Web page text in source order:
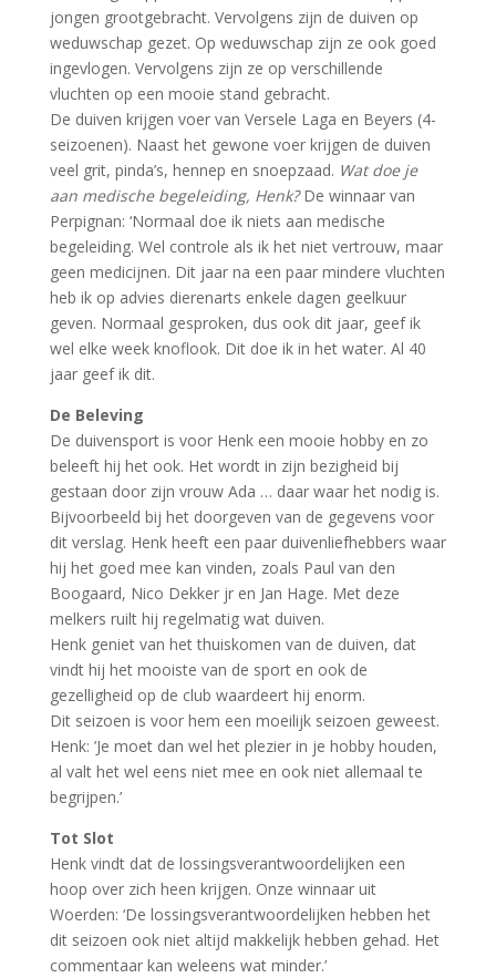
jongen grootgebracht. Vervolgens zijn de duiven op
weduwschap gezet. Op weduwschap zijn ze ook goed
ingevlogen. Vervolgens zijn ze op verschillende
vluchten op een mooie stand gebracht.
De duiven krijgen voer van Versele Laga en Beyers (4-
seizoenen). Naast het gewone voer krijgen de duiven
veel grit, pinda’s, hennep en snoepzaad. Wat doe je
aan medische begeleiding, Henk?De winnaar van
Perpignan: ‘Normaal doe ik niets aan medische
begeleiding. Wel controle als ik het niet vertrouw, maar
geen medicijnen. Dit jaar na een paar mindere vluchten
heb ik op advies dierenarts enkele dagen geelkuur
geven. Normaal gesproken, dus ook dit jaar, geef ik
wel elke week knoflook. Dit doe ik in het water. Al 40
jaar geef ik dit.
De Beleving
De duivensport is voor Henk een mooie hobby en zo
beleeft hij het ook. Het wordt in zijn bezigheid bij
gestaan door zijn vrouw Ada … daar waar het nodig is.
Bijvoorbeeld bij het doorgeven van de gegevens voor
dit verslag. Henk heeft een paar duivenliefhebbers waar
hij het goed mee kan vinden, zoals Paul van den
Boogaard, Nico Dekker jr en Jan Hage. Met deze
melkers ruilt hij regelmatig wat duiven.
Henk geniet van het thuiskomen van de duiven, dat
vindt hij het mooiste van de sport en ook de
gezelligheid op de club waardeert hij enorm.
Dit seizoen is voor hem een moeilijk seizoen geweest.
Henk: ’Je moet dan wel het plezier in je hobby houden,
al valt het wel eens niet mee en ook niet allemaal te
begrijpen.’
Tot Slot
Henk vindt dat de lossingsverantwoordelijken een
hoop over zich heen krijgen. Onze winnaar uit
Woerden: ‘De lossingsverantwoordelijken hebben het
dit seizoen ook niet altijd makkelijk hebben gehad. Het
commentaar kan weleens wat minder.’